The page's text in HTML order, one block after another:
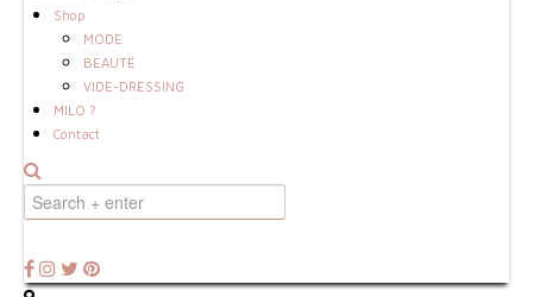
Shop
MODE
BEAUTÉ
VIDE-DRESSING
MILO ?
Contact